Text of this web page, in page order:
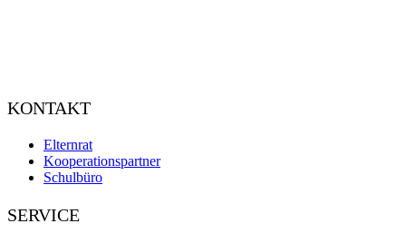
KONTAKT
Elternrat
Kooperationspartner
Schulbüro
SERVICE